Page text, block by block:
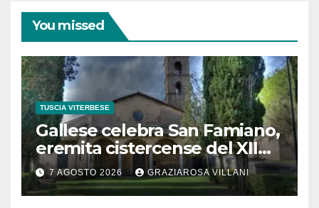
You missed
TUSCIA VITERBESE
Gallese celebra San Famiano,
eremita cistercense del XII
secolo
7 AGOSTO 2026 GRAZIAROSA VILLANI